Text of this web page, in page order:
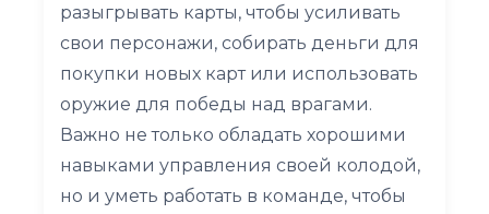
разыгрывать карты, чтобы усиливать
свои персонажи, собирать деньги для
покупки новых карт или использовать
оружие для победы над врагами.
Важно не только обладать хорошими
навыками управления своей колодой,
но и уметь работать в команде, чтобы